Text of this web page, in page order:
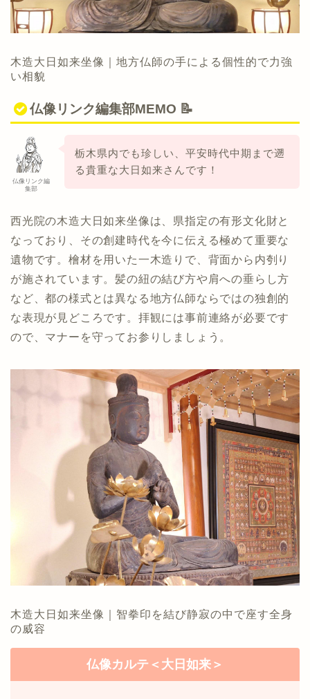
木造大日如来坐像｜地方仏師の手による個性的で力強
い相貌
仏像リンク編集部MEMO 📝
仏像リンク編
集部
栃木県内でも珍しい、平安時代中期まで遡
る貴重な大日如来さんです！
西光院の木造大日如来坐像は、県指定の有形文化財と
なっており、その創建時代を今に伝える極めて重要な
遺物です。檜材を用いた一木造りで、背面から内刳り
が施されています。髪の紐の結び方や肩への垂らし方
など、都の様式とは異なる地方仏師ならではの独創的
な表現が見どころです。拝観には事前連絡が必要です
ので、マナーを守ってお参りしましょう。
木造大日如来坐像｜智拳印を結び静寂の中で座す全身
の威容
仏像カルテ＜大日如来＞